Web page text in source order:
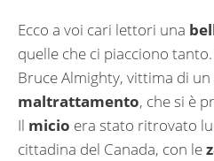
Ecco a voi cari lettori una
quelle che ci piacciono
Bruce Almighty, vittima di
maltrattamento, che si è
Il micio era stato ritrovato
cittadina del Canada, con le